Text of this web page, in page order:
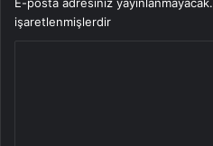
işaretlenmişlerdir